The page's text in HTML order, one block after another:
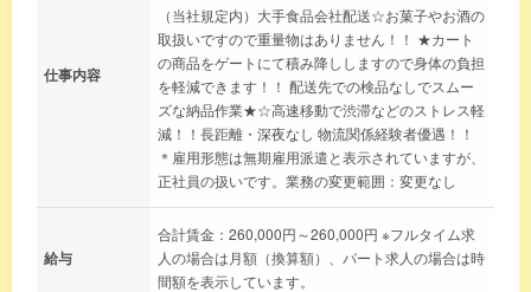
仕事内容
（当社規定内）大手食品会社配送☆お菓子やお酒の
取扱いですので重量物はありません！！ ★カート
の商品をゲートにて積み降ししますので身体の負担
を軽減できます！！ 配送先での検品なしでスムー
ズな納品作業★☆高速移動で渋滞などのストレス軽
減！！長距離・深夜なし 物流関係経験者優遇！！
＊雇用形態は無期雇用派遣と表示されていますが、
正社員の扱いです。業務の変更範囲：変更なし
給与
合計賃金：260,000円～260,000円 ※フルタイム求
人の場合は月額（換算額）、パート求人の場合は時
間額を表示しています。